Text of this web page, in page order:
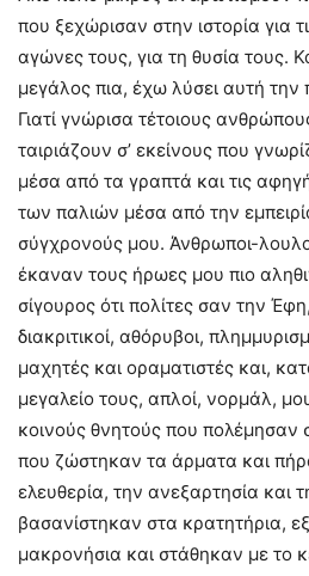
που ξεχώρισαν στην ιστορία για
αγώνες τους, για τη θυσία τους.
μεγάλος πια, έχω λύσει αυτή την
Γιατί γνώρισα τέτοιους
ταιριάζουν σ’ εκείνους που
μέσα από τα γραπτά και τις
των παλιών μέσα από την
σύγχρονούς μου. Άνθρωποι-
έκαναν τους ήρωες μου πιο
σίγουρος ότι πολίτες σαν την Έφη,
διακριτικοί, αθόρυβοι,
μαχητές και οραματιστές και,
μεγαλείο τους, απλοί, νορμάλ,
κοινούς θνητούς που πολέμησαν
που ζώστηκαν τα άρματα και
ελευθερία, την ανεξαρτησία και
βασανίστηκαν στα κρατητήρια,
μακρονήσια και στάθηκαν με το